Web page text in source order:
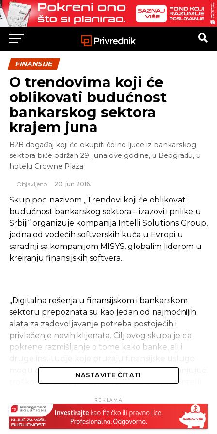
FINANSIJE
O trendovima koji će
oblikovati budućnost
bankarskog sektora
krajem juna
B2B događaj koji će okupiti čelne ljude iz bankarskog
sektora biće održan 29. juna ove godine, u Beogradu, u
hotelu Crowne Plaza.
Objavljeno 20. jun 2016.
Skup pod nazivom „Trendovi koji će oblikovati
budućnost bankarskog sektora – izazovi i prilike u
Srbiji“ organizuje kompanija Intelli Solutions Group,
jedna od vodećih softverskih kuća u Evropi u
saradnji sa kompanijom MISYS, globalim liderom u
kreiranju finansijskih softvera.
„Digitalna rešenja u finansijskom i bankarskom
sektoru prepoznata su kao jedan od najmoćnijih
alata za zadovoljavanje potreba postojećih i
privlačenje novih klijenata. Cilj ovog skupa je da
pokrene razmišljanje o tome kako banke, ali i
mogu da se razvijaju i rastu istovremeno smanjujući
troškove“, rekao je Pavlos Tziorkas, direktor Intelli
pokušati da odgovorimo na pitanja kako nova i
inovativna rješenja koja nude digitalne tehnologije
stvaraju i oblikuju novu eru u finansijskom sektoru,
NASTAVITE ČITATI
REKLAMA